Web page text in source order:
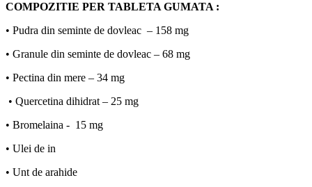
COMPOZITIE PER TABLETA GUMATA :
• Pudra din seminte de dovleac – 158 mg
• Granule din seminte de dovleac – 68 mg
• Pectina din mere – 34 mg
• Quercetina dihidrat – 25 mg
• Bromelaina - 15 mg
• Ulei de in
• Unt de arahide